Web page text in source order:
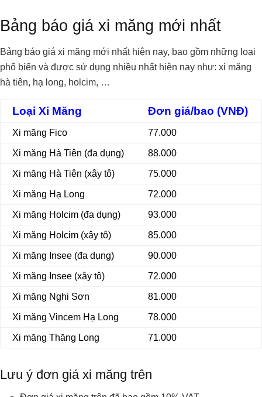
Bảng báo giá xi măng mới nhất
Bảng báo giá xi măng mới nhất hiện nay, bao gồm những loại
phổ biến và được sử dụng nhiều nhất hiện nay như: xi măng
hà tiên, hạ long, holcim, …
Loại Xi Măng Đơn giá/bao (VNĐ)
Xi măng Fico 77.000
Xi măng Hà Tiên (đa dụng) 88.000
Xi măng Hà Tiên (xây tô) 75.000
Xi măng Hạ Long 72.000
Xi măng Holcim (đa dụng) 93.000
Xi măng Holcim (xây tô) 85.000
Xi măng Insee (đa dụng) 90.000
Xi măng Insee (xây tô) 72.000
Xi măng Nghi Sơn 81.000
Xi măng Vincem Hạ Long 78.000
Xi măng Thăng Long 71.000
Lưu ý đơn giá xi măng trên